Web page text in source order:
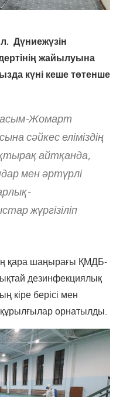
Дүниежүзін
жайылуына
күні кеше төтенше
Жомарт
сәйкес еліміздің
айтқанда,
мен әртүрлі
жүргізіліп
қара шаңырағы ҚМДБ-
дезинфекциялық
кіре берісі мен
құрылғылар орнатылды.